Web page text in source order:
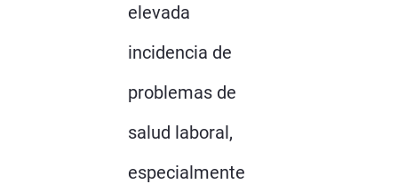
elevada
incidencia de
problemas de
salud laboral,
especialmente